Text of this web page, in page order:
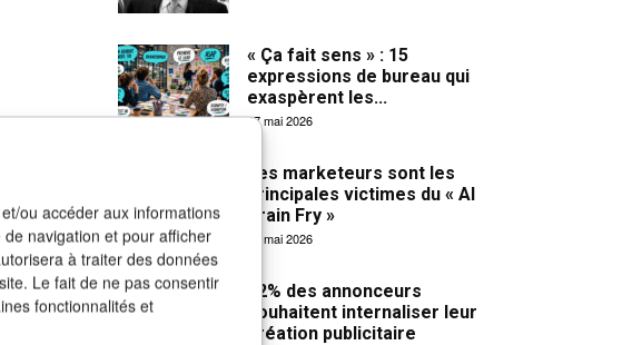
ou accéder aux informations
navigation et pour afficher
à traiter des données
Le fait de ne pas consentir
fonctionnalités et
« Ça fait sens » : 15
expressions de bureau qui
exaspèrent les...
27 mai 2026
Les marketeurs sont les
principales victimes du « AI
Brain Fry »
19 mai 2026
32% des annonceurs
souhaitent internaliser leur
création publicitaire